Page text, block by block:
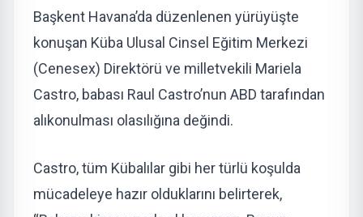
Başkent Havana’da düzenlenen yürüyüşte
konuşan Küba Ulusal Cinsel Eğitim Merkezi
(Cenesex) Direktörü ve milletvekili Mariela
Castro, babası Raul Castro’nun ABD tarafından
alıkonulması olasılığına değindi.
Castro, tüm Kübalılar gibi her türlü koşulda
mücadeleye hazır olduklarını belirterek,